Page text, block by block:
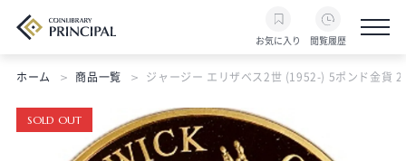
お気に入り 閲覧履歴
ホーム 商品一覧 ジャージー エリザベス2世 (1952-) 5ポンド金貨
SOLD OUT